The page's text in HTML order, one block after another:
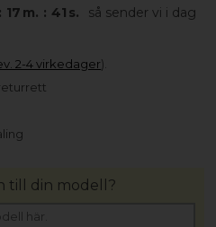
: 17 m. : 40 s. så sender vi i dag
2-4 virkedager).
till din modell?